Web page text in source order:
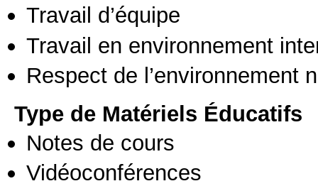
Travail d’équipe
Travail en environnement
Respect de l’environnement
Type de Matériels Éducatifs
Notes de cours
Vidéoconférences